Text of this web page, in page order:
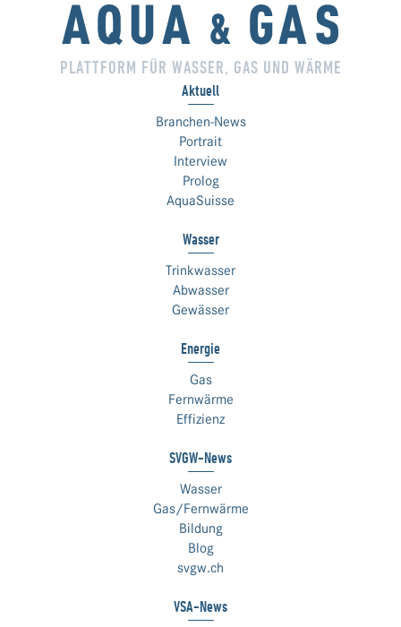
PLATTFORM FÜR WASSER, GAS UND WÄRME
Aktuell
Branchen-News
Portrait
Interview
Prolog
AquaSuisse
Wasser
Trinkwasser
Abwasser
Gewässer
Energie
Gas
Fernwärme
Effizienz
SVGW-News
Wasser
Gas/Fernwärme
Bildung
Blog
svgw.ch
VSA-News